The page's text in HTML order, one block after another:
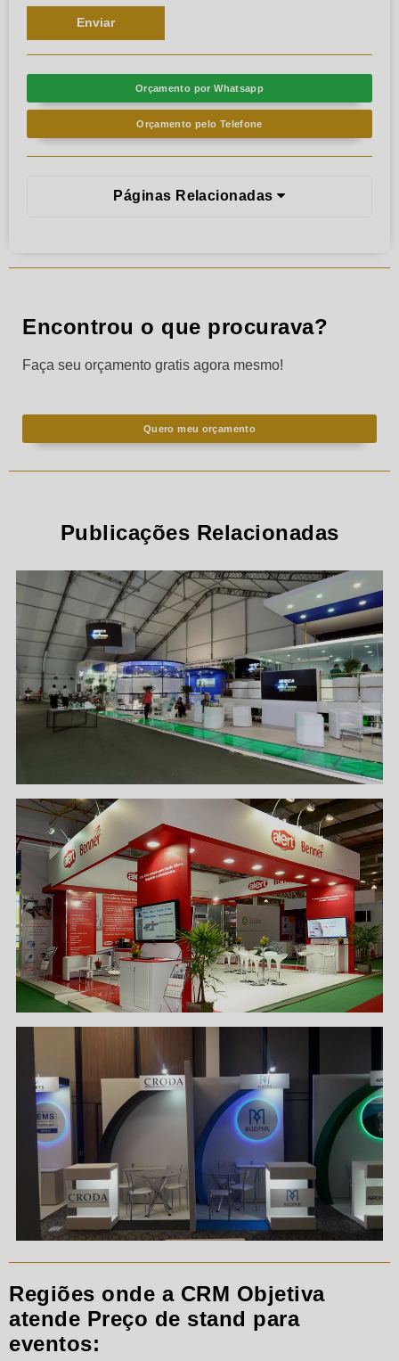
Orçamento por Whatsapp
Orçamento pelo Telefone
Páginas Relacionadas
Encontrou o que procurava?
Faça seu orçamento gratis agora mesmo!
Quero meu orçamento
Publicações Relacionadas
Regiões onde a CRM Objetiva
atende Preço de stand para
eventos: